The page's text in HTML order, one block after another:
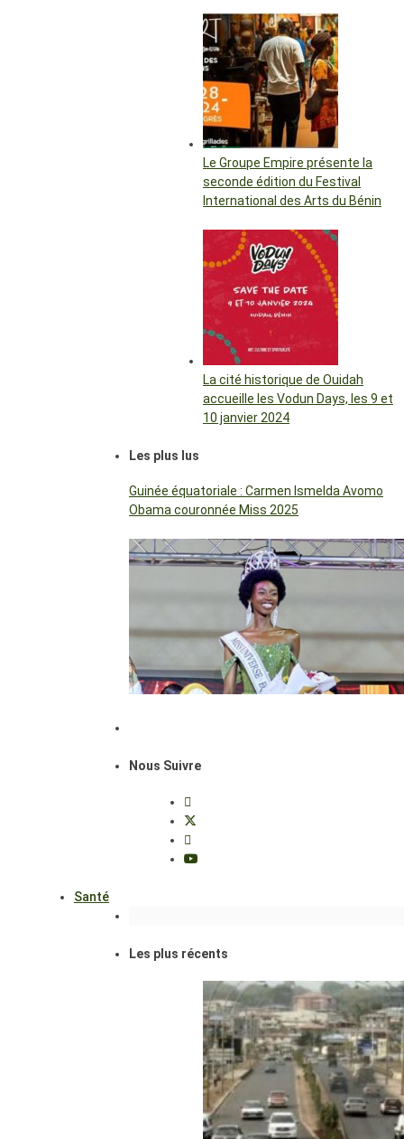
Le Groupe Empire présente la
seconde édition du Festival
International des Arts du Bénin
La cité historique de Ouidah
accueille les Vodun Days, les 9 et
10 janvier 2024
Les plus lus
Guinée équatoriale : Carmen Ismelda Avomo
Obama couronnée Miss 2025
Nous Suivre
Santé
Les plus récents